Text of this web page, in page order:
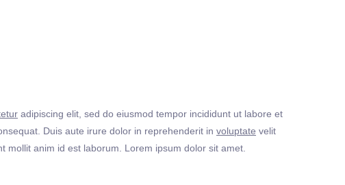
adipiscing elit, sed do eiusmod tempor incididunt ut labore et
Duis aute irure dolor in reprehenderit in voluptate velit
mollit anim id est laborum. Lorem ipsum dolor sit amet.